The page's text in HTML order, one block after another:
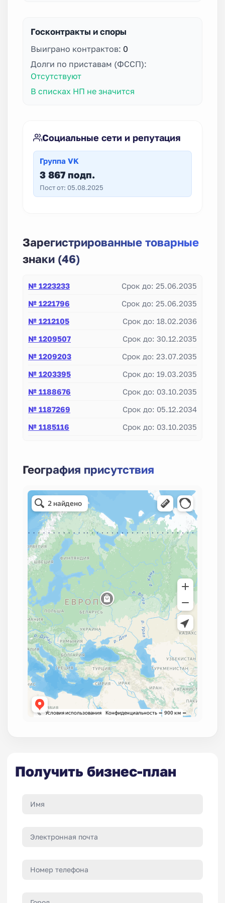
Госконтракты и споры
Выиграно контрактов: 0
Долги по приставам (ФССП):
Отсутствуют
В списках НП не значится
Социальные сети и репутация
Группа VK
3 867 подп.
Пост от: 05.08.2025
Зарегистрированные товарные
знаки (46)
№ 1223233
Срок до: 25.06.2035
№ 1221796
Срок до: 25.06.2035
№ 1212105
Срок до: 18.02.2036
№ 1209507
Срок до: 30.12.2035
№ 1209203
Срок до: 23.07.2035
№ 1203395
Срок до: 19.03.2035
№ 1188676
Срок до: 03.10.2035
№ 1187269
Срок до: 05.12.2034
№ 1185116
Срок до: 03.10.2035
№ 1178655
Срок до: 03.10.2035
№ 1176819
Срок до: 03.10.2035
№ 1176825
Срок до: 19.11.2035
№ 1176176
Срок до: 03.10.2035
№ 1175545
Срок до: 03.10.2035
№ 1138412
Срок до: 28.12.2033
№ 1080394
Срок до: 17.07.2034
№ 1078709
Срок до: 16.10.2033
№ 1051864
Срок до: 24.10.2033
№ 1051861
Срок до: 06.10.2033
№ 1050709
Срок до: 21.02.2034
№ 1044402
Срок до: 01.03.2034
№ 1028509
Срок до: 10.10.2033
№ 1002768
Срок до: 07.04.2033
№ 908657
География присутствия
Получить бизнес-план